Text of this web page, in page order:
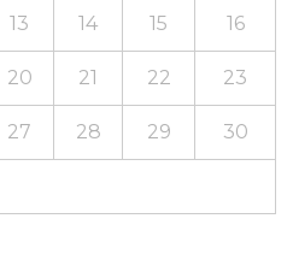
13 14 15 16
20 21 22 23
27 28 29 30